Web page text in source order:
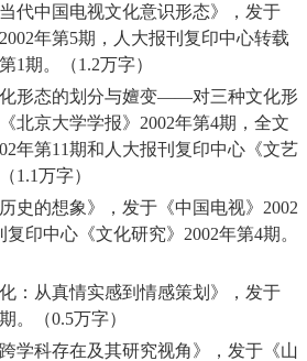
当代中国电视文化意识形态》，发于
2002年第5期，人大报刊复印中心转载
1期。（1.2万字）
化形态的划分与嬗变——对三种文化形
北京大学学报》 2002年第4期，全文
年第11期和人大报刊复印中心《文艺
1.1万字）
史的想象》，发于《中国电视》 2002
印中心《文化研究》 2002年第4期。
化：从真情实感到情感策划》，发于
期。（0.5万字）
跨学科存在及其研究视角》，发于《山